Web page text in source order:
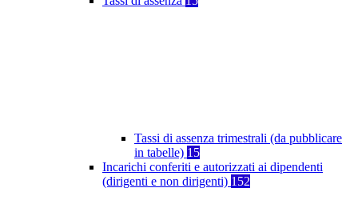
Tassi di assenza trimestrali (da pubblicare
in tabelle) 15
Incarichi conferiti e autorizzati ai dipendenti
(dirigenti e non dirigenti) 152